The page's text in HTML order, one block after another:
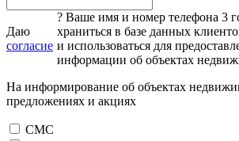
Даю
согласие
? Ваше имя и номер телефона 3
храниться в базе данных
и использоваться для
информации об объектах
На информирование об объектах
предложениях и акциях
СМС